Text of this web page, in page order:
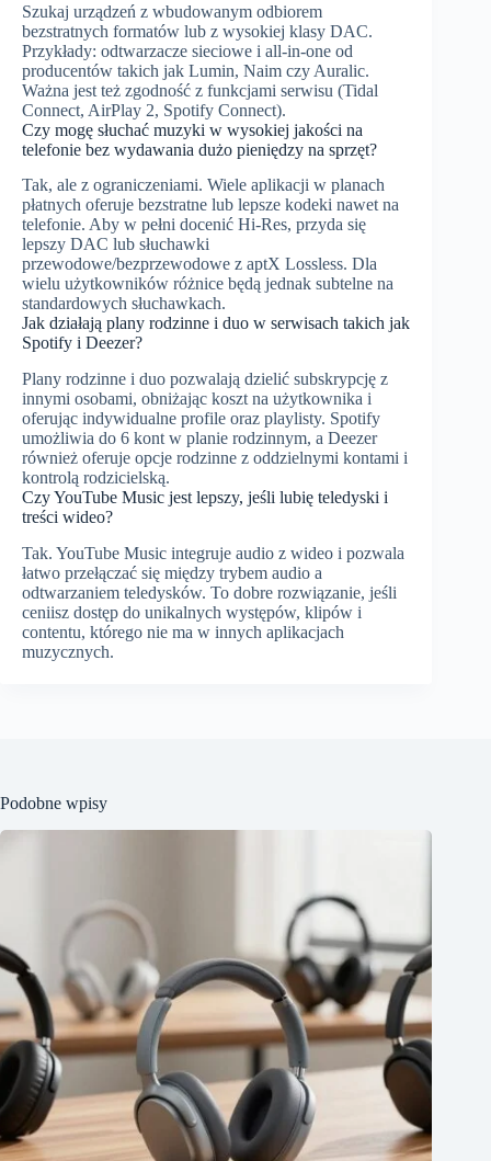
Szukaj urządzeń z wbudowanym odbiorem
bezstratnych formatów lub z wysokiej klasy DAC.
Przykłady: odtwarzacze sieciowe i all‑in‑one od
producentów takich jak Lumin, Naim czy Auralic.
Ważna jest też zgodność z funkcjami serwisu (Tidal
Connect, AirPlay 2, Spotify Connect).
Czy mogę słuchać muzyki w wysokiej jakości na
telefonie bez wydawania dużo pieniędzy na sprzęt?
Tak, ale z ograniczeniami. Wiele aplikacji w planach
płatnych oferuje bezstratne lub lepsze kodeki nawet na
telefonie. Aby w pełni docenić Hi‑Res, przyda się
lepszy DAC lub słuchawki
przewodowe/bezprzewodowe z aptX Lossless. Dla
wielu użytkowników różnice będą jednak subtelne na
standardowych słuchawkach.
Jak działają plany rodzinne i duo w serwisach takich jak
Spotify i Deezer?
Plany rodzinne i duo pozwalają dzielić subskrypcję z
innymi osobami, obniżając koszt na użytkownika i
oferując indywidualne profile oraz playlisty. Spotify
umożliwia do 6 kont w planie rodzinnym, a Deezer
również oferuje opcje rodzinne z oddzielnymi kontami i
kontrolą rodzicielską.
Czy YouTube Music jest lepszy, jeśli lubię teledyski i
treści wideo?
Tak. YouTube Music integruje audio z wideo i pozwala
łatwo przełączać się między trybem audio a
odtwarzaniem teledysków. To dobre rozwiązanie, jeśli
ceniisz dostęp do unikalnych występów, klipów i
contentu, którego nie ma w innych aplikacjach
muzycznych.
Podobne wpisy